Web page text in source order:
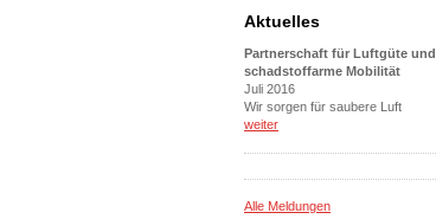
Aktuelles
Partnerschaft für Luftgüte und
schadstoffarme Mobilität
Juli 2016
Wir sorgen für saubere Luft
weiter
Alle Meldungen